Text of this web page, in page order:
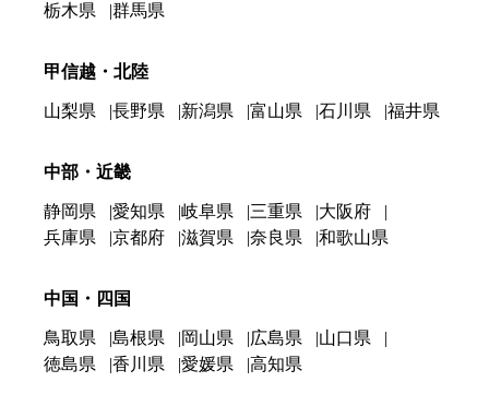
栃木県
群馬県
甲信越・北陸
山梨県 長野県 新潟県 富山県 石川県 福井県
中部・近畿
静岡県 愛知県 岐阜県 三重県
大阪府
兵庫県
京都府 滋賀県 奈良県 和歌山県
中国・四国
鳥取県 島根県 岡山県 広島県
山口県
徳島県
香川県 愛媛県 高知県